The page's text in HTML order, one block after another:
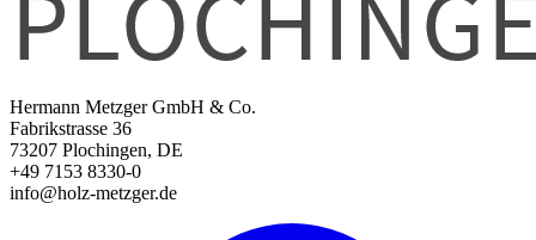
Hermann Metzger GmbH & Co.
Fabrikstrasse 36
73207 Plochingen, DE
+49 7153 8330-0
info@holz-metzger.de